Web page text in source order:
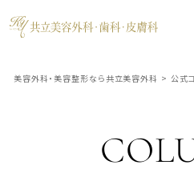
美容外科・美容整形なら共立美容外科 > 公式